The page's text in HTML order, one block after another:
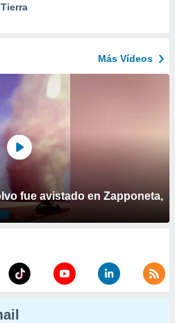
Más Vídeos
fue avistado en Zapponeta,